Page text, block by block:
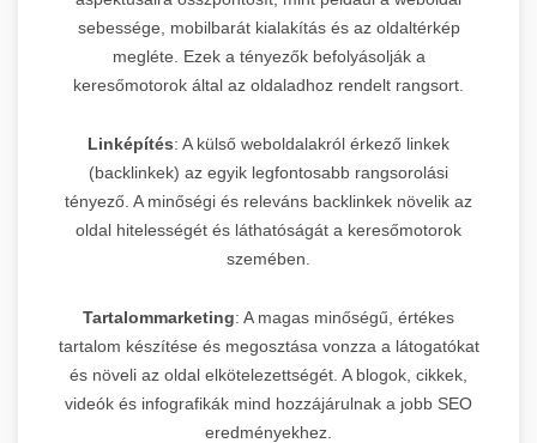
sebessége, mobilbarát kialakítás és az oldaltérkép
megléte. Ezek a tényezők befolyásolják a
keresőmotorok által az oldaladhoz rendelt rangsort.
Linképítés: A külső weboldalakról érkező linkek
(backlinkek) az egyik legfontosabb rangsorolási
tényező. A minőségi és releváns backlinkek növelik az
oldal hitelességét és láthatóságát a keresőmotorok
szemében.
Tartalommarketing: A magas minőségű, értékes
tartalom készítése és megosztása vonzza a látogatókat
és növeli az oldal elkötelezettségét. A blogok, cikkek,
videók és infografikák mind hozzájárulnak a jobb SEO
eredményekhez.